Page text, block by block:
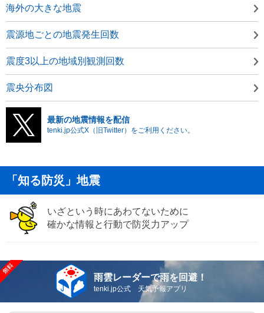
海外の大きな地震
震源地ごとの地震発生回数
震度3以上の地域別観測回数
震央分布図
最新の地震情報を配信
tenki.jp公式X（旧Twitter）をご利用ください。
「知る防災」地震
いざという時にあわてないために
確かな情報と行動で防災力アップ
雨雲レーダーで雨を回避！
tenki.jp公式 天気予報アプリ